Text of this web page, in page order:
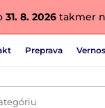
31. 8. 2026 takmer
Preprava